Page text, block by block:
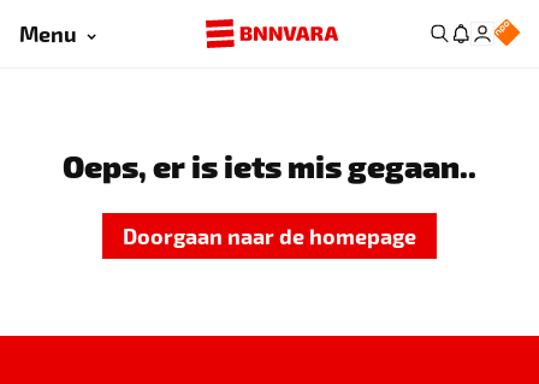
Menu
Oeps, er is iets mis gegaan..
Doorgaan naar de homepage